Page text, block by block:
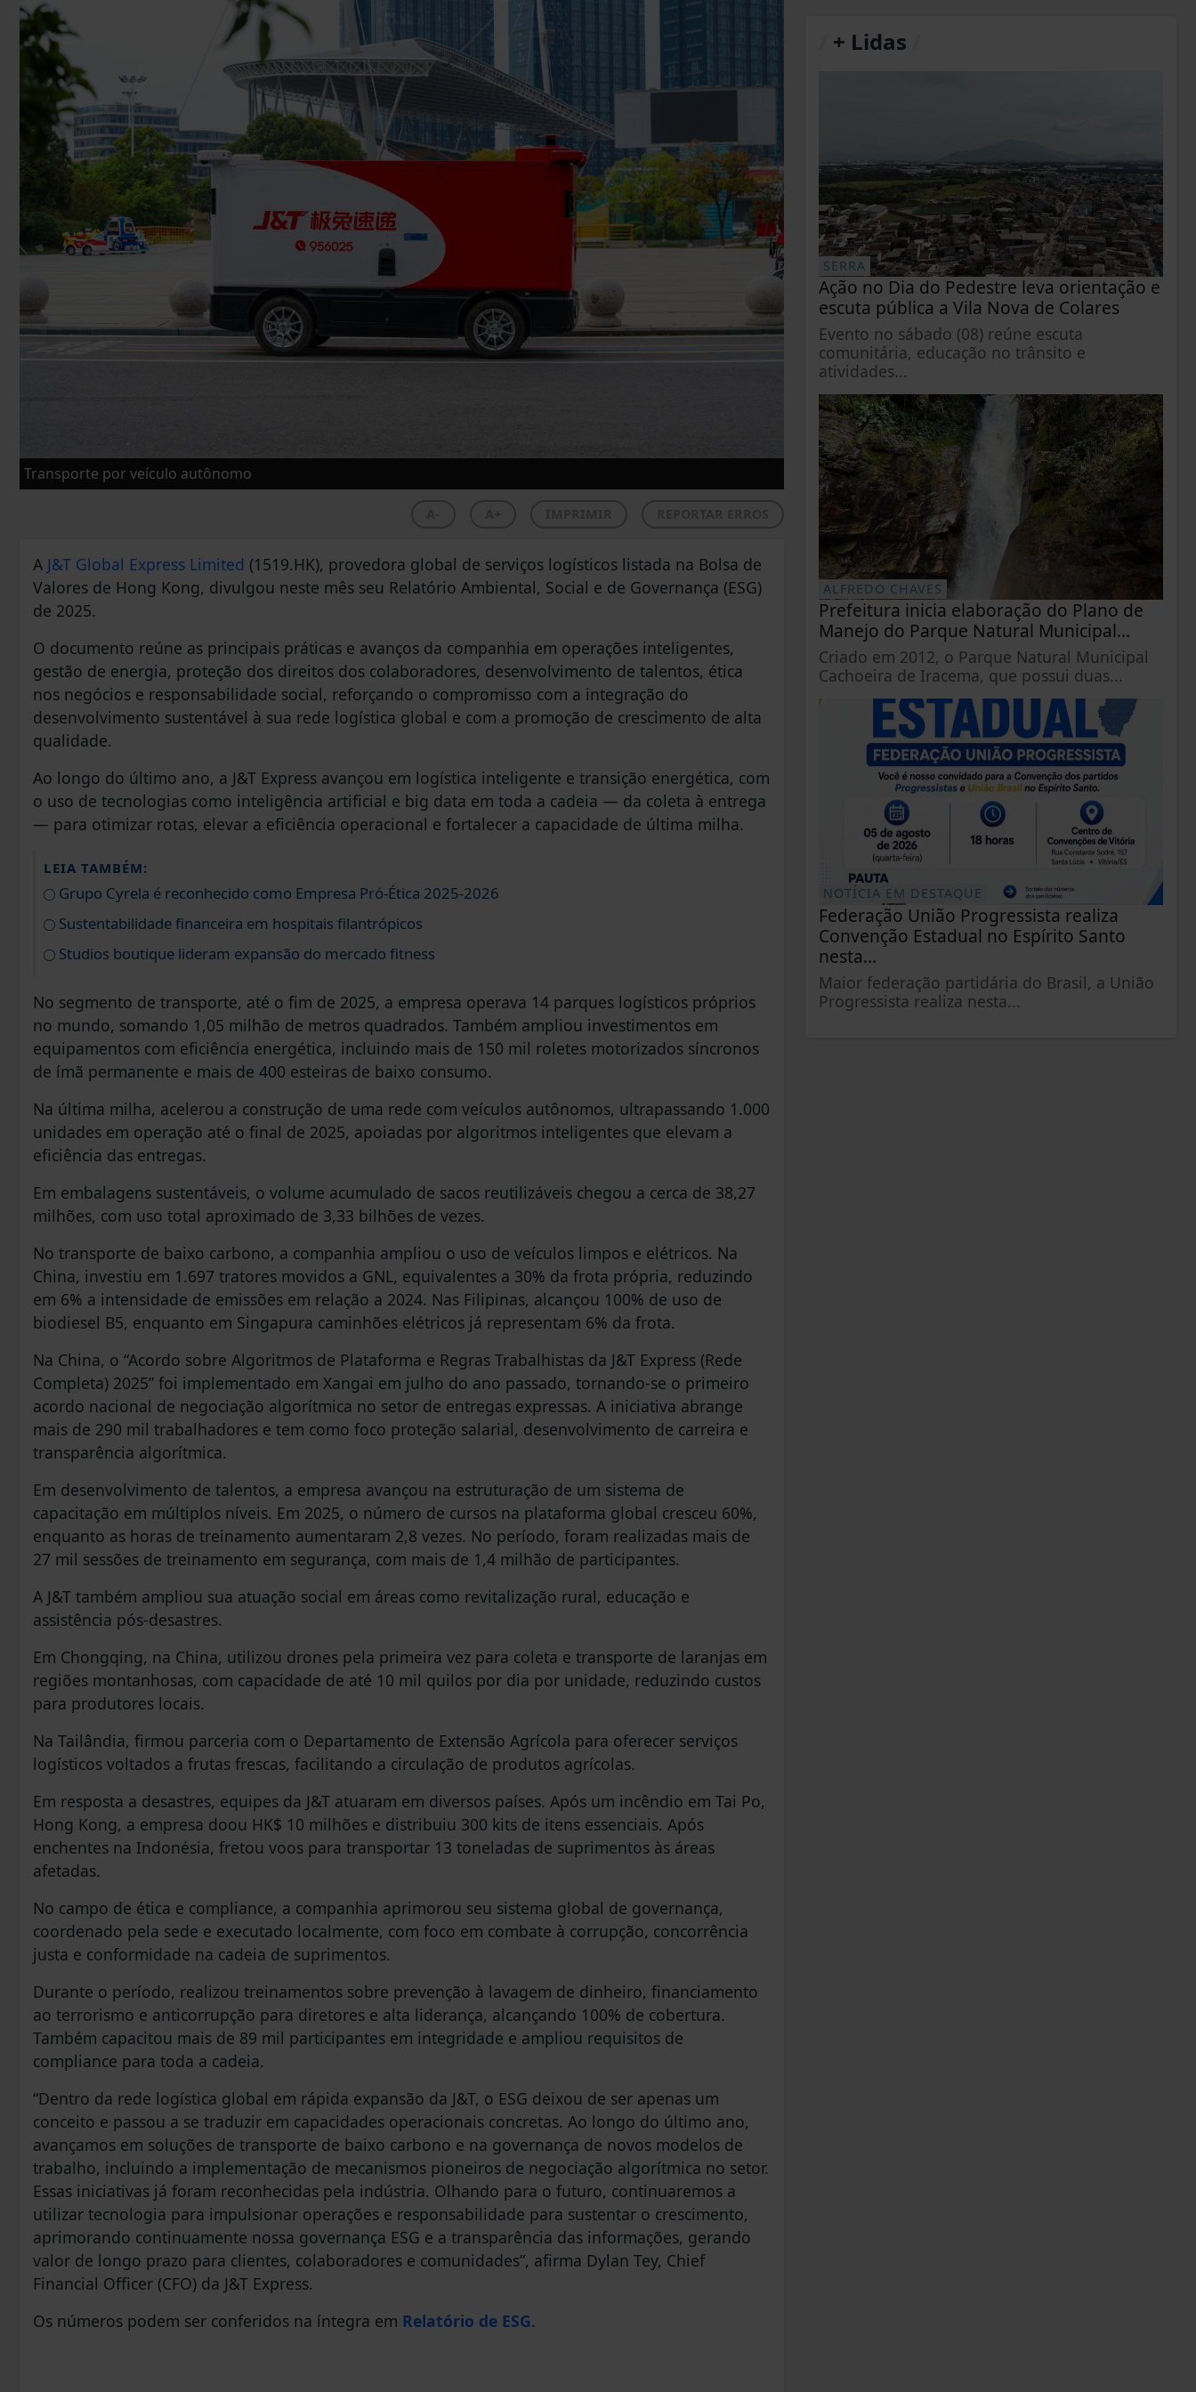
Transporte por veículo autônomo
A J&T Global Express Limited (1519.HK), provedora global de serviços logísticos listada na Bolsa de
Valores de Hong Kong, divulgou neste mês seu Relatório Ambiental, Social e de Governança (ESG)
de 2025.
O documento reúne as principais práticas e avanços da companhia em operações inteligentes,
gestão de energia, proteção dos direitos dos colaboradores, desenvolvimento de talentos, ética
nos negócios e responsabilidade social, reforçando o compromisso com a integração do
desenvolvimento sustentável à sua rede logística global e com a promoção de crescimento de alta
qualidade.
Ao longo do último ano, a J&T Express avançou em logística inteligente e transição energética, com
o uso de tecnologias como inteligência artificial e big data em toda a cadeia — da coleta à entrega
— para otimizar rotas, elevar a eficiência operacional e fortalecer a capacidade de última milha.
LEIA TAMBÉM:
Grupo Cyrela é reconhecido como Empresa Pró-Ética 2025-2026
Sustentabilidade financeira em hospitais filantrópicos
Studios boutique lideram expansão do mercado fitness
No segmento de transporte, até o fim de 2025, a empresa operava 14 parques logísticos próprios
no mundo, somando 1,05 milhão de metros quadrados. Também ampliou investimentos em
equipamentos com eficiência energética, incluindo mais de 150 mil roletes motorizados síncronos
de ímã permanente e mais de 400 esteiras de baixo consumo.
Na última milha, acelerou a construção de uma rede com veículos autônomos, ultrapassando 1.000
unidades em operação até o final de 2025, apoiadas por algoritmos inteligentes que elevam a
eficiência das entregas.
Em embalagens sustentáveis, o volume acumulado de sacos reutilizáveis chegou a cerca de 38,27
milhões, com uso total aproximado de 3,33 bilhões de vezes.
No transporte de baixo carbono, a companhia ampliou o uso de veículos limpos e elétricos. Na
China, investiu em 1.697 tratores movidos a GNL, equivalentes a 30% da frota própria, reduzindo
em 6% a intensidade de emissões em relação a 2024. Nas Filipinas, alcançou 100% de uso de
biodiesel B5, enquanto em Singapura caminhões elétricos já representam 6% da frota.
Na China, o “Acordo sobre Algoritmos de Plataforma e Regras Trabalhistas da J&T Express (Rede
Completa) 2025” foi implementado em Xangai em julho do ano passado, tornando-se o primeiro
acordo nacional de negociação algorítmica no setor de entregas expressas. A iniciativa abrange
mais de 290 mil trabalhadores e tem como foco proteção salarial, desenvolvimento de carreira e
transparência algorítmica.
Em desenvolvimento de talentos, a empresa avançou na estruturação de um sistema de
capacitação em múltiplos níveis. Em 2025, o número de cursos na plataforma global cresceu 60%,
enquanto as horas de treinamento aumentaram 2,8 vezes. No período, foram realizadas mais de
27 mil sessões de treinamento em segurança, com mais de 1,4 milhão de participantes.
A J&T também ampliou sua atuação social em áreas como revitalização rural, educação e
assistência pós-desastres.
Em Chongqing, na China, utilizou drones pela primeira vez para coleta e transporte de laranjas em
regiões montanhosas, com capacidade de até 10 mil quilos por dia por unidade, reduzindo custos
para produtores locais.
Na Tailândia, firmou parceria com o Departamento de Extensão Agrícola para oferecer serviços
logísticos voltados a frutas frescas, facilitando a circulação de produtos agrícolas.
Em resposta a desastres, equipes da J&T atuaram em diversos países. Após um incêndio em Tai Po,
Hong Kong, a empresa doou HK$ 10 milhões e distribuiu 300 kits de itens essenciais. Após
enchentes na Indonésia, fretou voos para transportar 13 toneladas de suprimentos às áreas
afetadas.
No campo de ética e compliance, a companhia aprimorou seu sistema global de governança,
coordenado pela sede e executado localmente, com foco em combate à corrupção, concorrência
justa e conformidade na cadeia de suprimentos.
Durante o período, realizou treinamentos sobre prevenção à lavagem de dinheiro, financiamento
ao terrorismo e anticorrupção para diretores e alta liderança, alcançando 100% de cobertura.
Também capacitou mais de 89 mil participantes em integridade e ampliou requisitos de
compliance para toda a cadeia.
“Dentro da rede logística global em rápida expansão da J&T, o ESG deixou de ser apenas um
conceito e passou a se traduzir em capacidades operacionais concretas. Ao longo do último ano,
avançamos em soluções de transporte de baixo carbono e na governança de novos modelos de
trabalho, incluindo a implementação de mecanismos pioneiros de negociação algorítmica no setor.
Essas iniciativas já foram reconhecidas pela indústria. Olhando para o futuro, continuaremos a
utilizar tecnologia para impulsionar operações e responsabilidade para sustentar o crescimento,
aprimorando continuamente nossa governança ESG e a transparência das informações, gerando
valor de longo prazo para clientes, colaboradores e comunidades”, afirma Dylan Tey, Chief
Financial Officer (CFO) da J&T Express.
Os números podem ser conferidos na íntegra em Relatório de ESG.
+ Lidas
SERRA
Ação no Dia do Pedestre leva orientação e
escuta pública a Vila Nova de Colares
Evento no sábado (08) reúne escuta
comunitária, educação no trânsito e
atividades...
ALFREDO CHAVES
Prefeitura inicia elaboração do Plano de
Manejo do Parque Natural Municipal...
Criado em 2012, o Parque Natural Municipal
Cachoeira de Iracema, que possui duas...
NOTÍCIA EM DESTAQUE
Federação União Progressista realiza
Convenção Estadual no Espírito Santo
nesta...
Maior federação partidária do Brasil, a União
Progressista realiza nesta...